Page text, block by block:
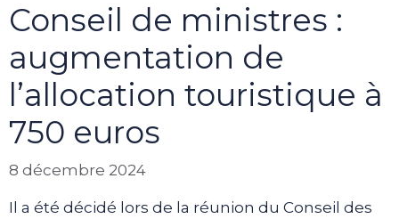
Conseil de ministres :
augmentation de
l’allocation touristique à
750 euros
8 décembre 2024
Il a été décidé lors de la réunion du Conseil des